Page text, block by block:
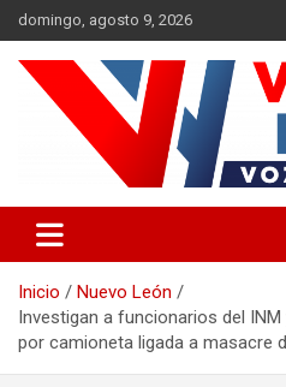
Saltar
al
contenido
domingo, agosto 9, 2026
Vector Norte
Inicio
Nuevo León
Investigan a funcionarios del
por camioneta ligada a masacre